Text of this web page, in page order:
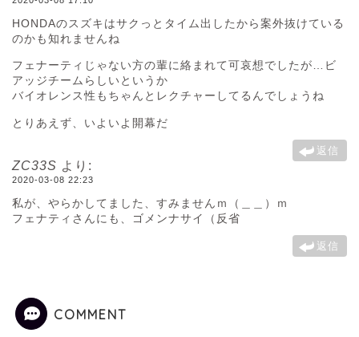
HONDAのスズキはサクっとタイム出したから案外抜けている
のかも知れませんね
フェナーティじゃない方の輩に絡まれて可哀想でしたが…ビ
アッジチームらしいというか
バイオレンス性もちゃんとレクチャーしてるんでしょうね
とりあえず、いよいよ開幕だ
返信
ZC33S より:
2020-03-08 22:23
私が、やらかしてました、すみませんｍ（＿＿）ｍ
フェナティさんにも、ゴメンナサイ（反省
返信
COMMENT